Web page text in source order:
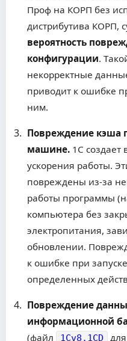
Проф на КОРП без
дистрибутива КОРП,
вероятность
конфигурации.
некорректные
приводит к ошибке
ним.
Повреждение кэша
машине. 1С
ускорения работы.
повреждены из-за
работы программы
компьютера без
электропитания,
обновлении.
к ошибке при
определенных
Повреждение
информационной
(файл
1Cv8.1CD